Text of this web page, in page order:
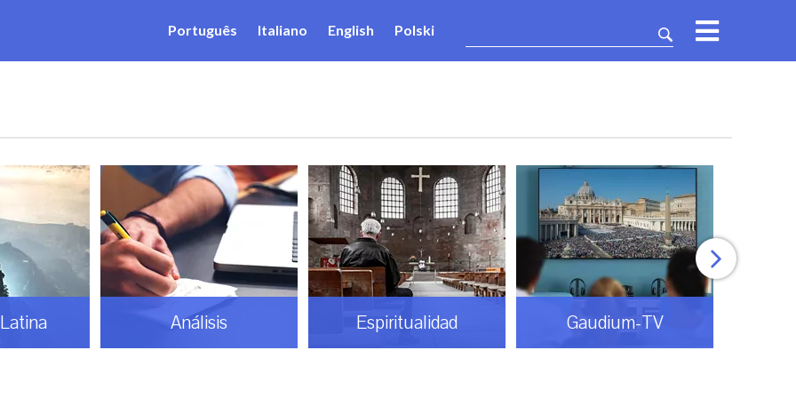
Português Italiano English Polski
Análisis Espiritualidad Gaudium-TV